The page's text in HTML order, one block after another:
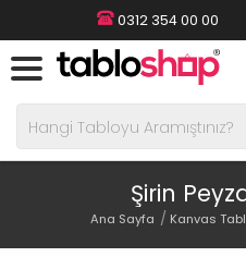
0312 354 00 00
Şirin
Ana Sayfa Kanvas